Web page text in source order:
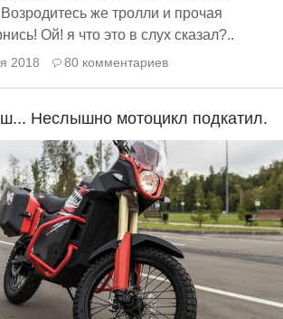
же тролли и прочая
Ой! я что это в слух сказал?..
2018 80 комментариев
Неслышно мотоцикл подкатил.